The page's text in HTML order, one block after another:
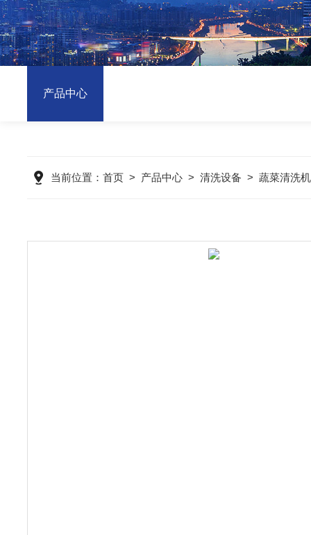
产品中心
当前位置： 首页 > 产品中心 > 清洗设备 > 蔬菜清洗机